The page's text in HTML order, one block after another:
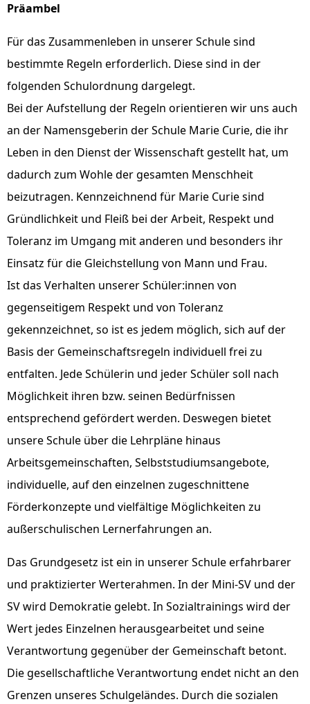
Präambel
Für das Zusammenleben in unserer Schule sind
bestimmte Regeln erforderlich. Diese sind in der
folgenden Schulordnung dargelegt.
Bei der Aufstellung der Regeln orientieren wir uns auch
an der Namensgeberin der Schule Marie Curie, die ihr
Leben in den Dienst der Wissenschaft gestellt hat, um
dadurch zum Wohle der gesamten Menschheit
beizutragen. Kennzeichnend für Marie Curie sind
Gründlichkeit und Fleiß bei der Arbeit, Respekt und
Toleranz im Umgang mit anderen und besonders ihr
Einsatz für die Gleichstellung von Mann und Frau.
Ist das Verhalten unserer Schüler:innen von
gegenseitigem Respekt und von Toleranz
gekennzeichnet, so ist es jedem möglich, sich auf der
Basis der Gemeinschaftsregeln individuell frei zu
entfalten. Jede Schülerin und jeder Schüler soll nach
Möglichkeit ihren bzw. seinen Bedürfnissen
entsprechend gefördert werden. Deswegen bietet
unsere Schule über die Lehrpläne hinaus
Arbeitsgemeinschaften, Selbststudiumsangebote,
individuelle, auf den einzelnen zugeschnittene
Förderkonzepte und vielfältige Möglichkeiten zu
außerschulischen Lernerfahrungen an.
Das Grundgesetz ist ein in unserer Schule erfahrbarer
und praktizierter Werterahmen. In der Mini-SV und der
SV wird Demokratie gelebt. In Sozialtrainings wird der
Wert jedes Einzelnen herausgearbeitet und seine
Verantwortung gegenüber der Gemeinschaft betont.
Die gesellschaftliche Verantwortung endet nicht an den
Grenzen unseres Schulgeländes. Durch die sozialen